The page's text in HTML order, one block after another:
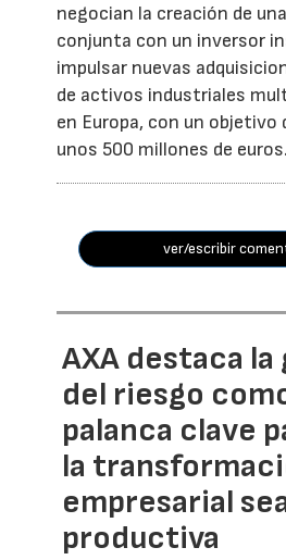
negocian la creación de
conjunta con un inversor
impulsar nuevas
de activos industriales
en Europa, con un objetivo
unos 500 millones de euros.
ver/escribir
AXA destaca
del riesgo
palanca clave
la
empresarial
productiva